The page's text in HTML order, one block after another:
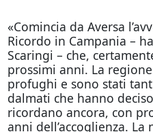
«Comincia da Aversa
Ricordo in Campania –
Scaringi – che,
prossimi anni. La
profughi e sono stati
dalmati che hanno
ricordano ancora, con
anni dell’accoglienza.